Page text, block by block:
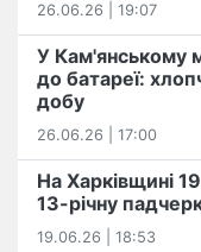
26.06.26 | 19:07
У Кам'янському
до батареї:
добу
26.06.26 | 17:00
На Харківщині
13-річну
19.06.26 | 18:53